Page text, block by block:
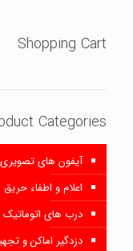
Shopping Cart
Categories
آیفون های تصویری
اعلام و اطفاء حریق
درب های اتوماتیک
دزدگیر اماکن و